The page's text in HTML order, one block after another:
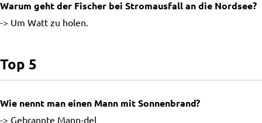
Warum geht der Fischer bei Stromausfall an die Nordsee?
-> Um Watt zu holen.
Top 5
Wie nennt man einen Mann mit Sonnenbrand?
-> Gebrannte Mann-del